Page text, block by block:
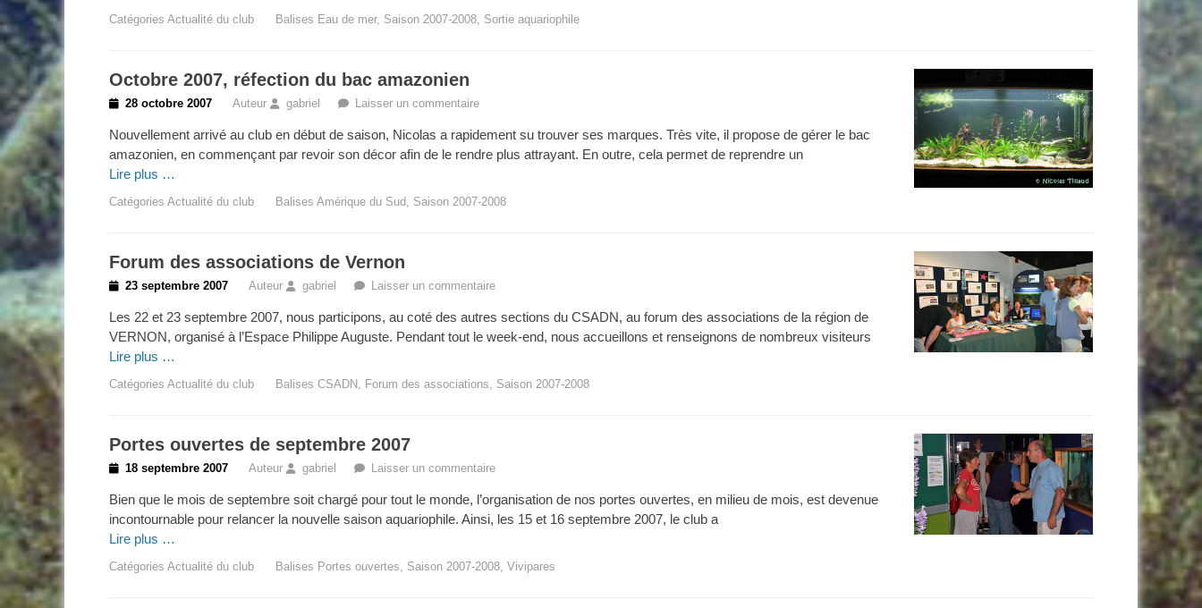
Catégories Actualité du club Balises Eau de mer, Saison 2007-2008, Sortie aquariophile
Octobre 2007, réfection du bac amazonien
Posted28 octobre 2007 Auteur gabriel Laisser un commentaire
Nouvellement arrivé au club en début de saison, Nicolas a rapidement su trouver ses marques. Très vite, il propose de gérer le bac
amazonien, en commençant par revoir son décor afin de le rendre plus attrayant. En outre, cela permet de reprendre un
Lire plus …
Catégories Actualité du club Balises Amérique du Sud, Saison 2007-2008
Forum des associations de Vernon
Posted23 septembre 2007 Auteur gabriel Laisser un commentaire
Les 22 et 23 septembre 2007, nous participons, au coté des autres sections du CSADN, au forum des associations de la région de
VERNON, organisé à l’Espace Philippe Auguste. Pendant tout le week-end, nous accueillons et renseignons de nombreux visiteurs
Lire plus …
Catégories Actualité du club Balises CSADN, Forum des associations, Saison 2007-2008
Portes ouvertes de septembre 2007
Posted18 septembre 2007 Auteur gabriel Laisser un commentaire
Bien que le mois de septembre soit chargé pour tout le monde, l’organisation de nos portes ouvertes, en milieu de mois, est devenue
incontournable pour relancer la nouvelle saison aquariophile. Ainsi, les 15 et 16 septembre 2007, le club a
Lire plus …
Catégories Actualité du club Balises Portes ouvertes, Saison 2007-2008, Vivipares